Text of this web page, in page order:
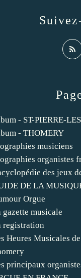
- ST-PIERRE-
- THOMERY
musiciens
organistes
des jeux
DE LA
Orgue
gazette musicale
registration
Heures Musicales
principaux